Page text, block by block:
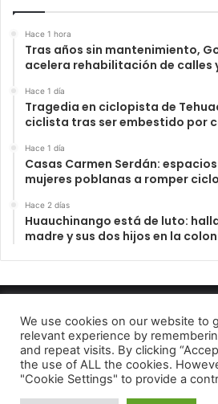
Hace 1 hora
Tras años sin mantenimiento,
acelera rehabilitación de calles
Hace 1 día
Tragedia en ciclopista de
ciclista tras ser embestido por
Hace 1 día
Casas Carmen Serdán:
mujeres poblanas a romper
Hace 2 días
Huauchinango está de luto:
madre y sus dos hijos en la
INFORME23 PERIODICO
Aviso de
We use cookies on our website to
relevant experience by
and repeat visits. By clicking
the use of ALL the cookies.
"Cookie Settings" to provide a